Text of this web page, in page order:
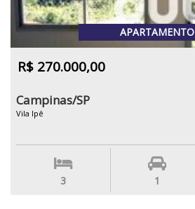
APARTAMENTO
R$ 270.000,00
Campinas/SP
Vila Ipê
3 1